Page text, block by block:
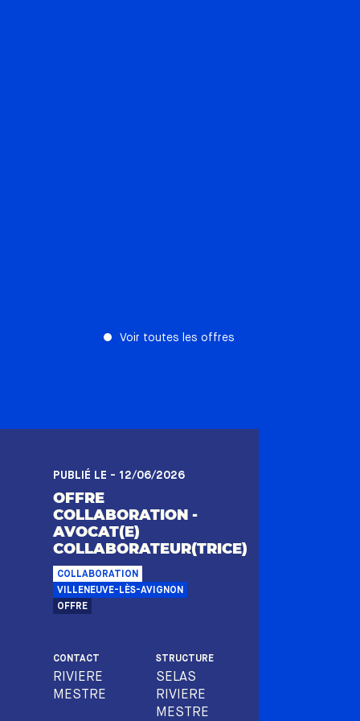
Voir toutes les offres
PUBLIÉ LE - 12/06/2026
OFFRE
COLLABORATION -
AVOCAT(E)
COLLABORATEUR(TRICE)
COLLABORATION
VILLENEUVE-LÈS-AVIGNON
OFFRE
CONTACT
RIVIERE
MESTRE
STRUCTURE
SELAS
RIVIERE
MESTRE